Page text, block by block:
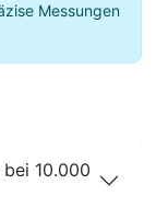
Messungen
10.000